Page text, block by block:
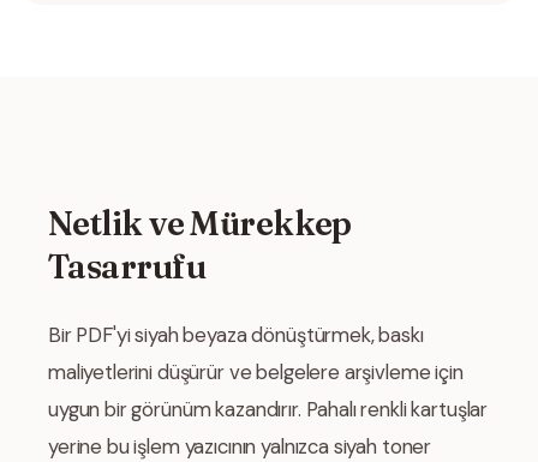
Netlik ve Mürekkep
Tasarrufu
Bir PDF'yi siyah beyaza dönüştürmek, baskı
maliyetlerini düşürür ve belgelere arşivleme için
uygun bir görünüm kazandırır. Pahalı renkli kartuşlar
yerine bu işlem yazıcının yalnızca siyah toner